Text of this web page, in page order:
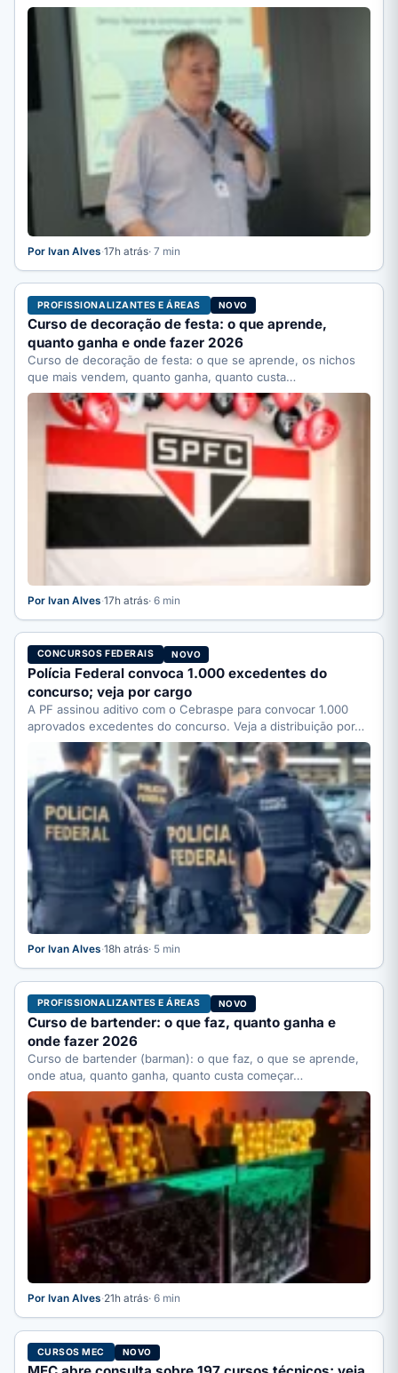
completo.
Por Ivan Alves·17h atrás· 7 min
PROFISSIONALIZANTES E ÁREAS NOVO
Curso de decoração de festa: o que aprende,
quanto ganha e onde fazer 2026
Curso de decoração de festa: o que se aprende, os nichos
que mais vendem, quanto ganha, quanto custa…
Por Ivan Alves·17h atrás· 6 min
CONCURSOS FEDERAIS NOVO
Polícia Federal convoca 1.000 excedentes do
concurso; veja por cargo
A PF assinou aditivo com o Cebraspe para convocar 1.000
aprovados excedentes do concurso. Veja a distribuição por…
Por Ivan Alves·18h atrás· 5 min
PROFISSIONALIZANTES E ÁREAS NOVO
Curso de bartender: o que faz, quanto ganha e
onde fazer 2026
Curso de bartender (barman): o que faz, o que se aprende,
onde atua, quanto ganha, quanto custa começar…
Por Ivan Alves·21h atrás· 6 min
CURSOS MEC NOVO